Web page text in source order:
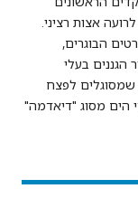
אצות רציני.
הבוגרים,
הגננים בעלי
שמסוגלים לפצח
הים מסוג "דיאדמה"